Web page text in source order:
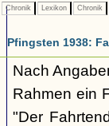
Chronik Lexikon Chronik
Pfingsten 1938:
Nach
Rahmen ein
"Der